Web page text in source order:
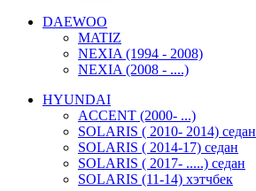
DAEWOO
MATIZ
NEXIA (1994 - 2008)
NEXIA (2008 - ....)
HYUNDAI
ACCENT (2000- ...)
SOLARIS ( 2010- 2014) седан
SOLARIS ( 2014-17) седан
SOLARIS ( 2017- .....) седан
SOLARIS (11-14) хэтчбек